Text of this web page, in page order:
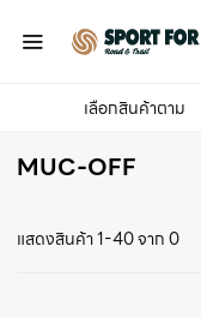
MUC-OFF
MUC-OFF
เลือกสินค้าตาม
แสดงสินค้า 1-40 จาก 0